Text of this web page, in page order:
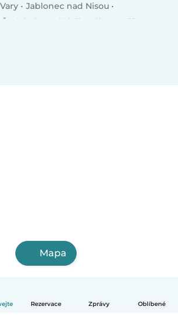
Rezervace Zprávy Oblíbené
Jablonec nad Nisou
Česká Lípa Třebíč Tábor
Příbram
Mapa